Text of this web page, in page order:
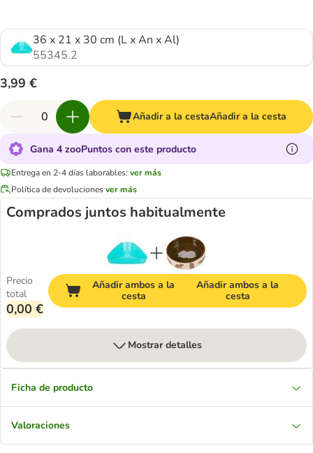
36 x 21 x 30 cm (L x An x Al)
55345.2
3,99 €
Añadir a la cestaAñadir a la cesta
Gana 4 zooPuntos con este producto
Entrega en 2-4 días laborables: ver más
Política de devolucionesver más
Comprados juntos habitualmente
Precio
total
0,00 €
Añadir ambos a la
cesta
Añadir ambos a la
cesta
Mostrar detalles
Ficha de producto
Valoraciones